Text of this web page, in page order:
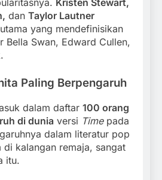
Kristen Stewart,
dan Taylor Lautner
yang mendefinisikan
Bella Swan, Edward Cullen,
Paling Berpengaruh
dalam daftar 100 orang
di dunia versi Timepada
dalam literatur pop
di kalangan remaja, sangat
itu.